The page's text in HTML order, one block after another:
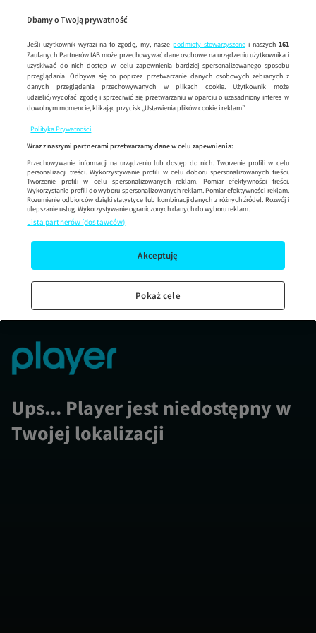
Wypróbuj aplikację mobilną
Korzystaj z łatwiejszej nawigacji i ciesz się szybszym
Ups... Player jest niedostępny w
Twojej lokalizacji
Dbamy o Twoją prywatność
Jeśli użytkownik wyrazi na to zgodę, my, nasze podmioty stowarzyszonei naszych 161
Zaufanych Partnerów IAB może przechowywać dane osobowe na urządzeniu użytkownika i
uzyskiwać do nich dostęp w celu zapewnienia bardziej spersonalizowanego sposobu
przeglądania. Odbywa się to poprzez przetwarzanie danych osobowych zebranych z
danych przeglądania przechowywanych w plikach cookie. Użytkownik może
udzielić/wycofać zgodę i sprzeciwić się przetwarzaniu w oparciu o uzasadniony interes w
dowolnym momencie, klikając przycisk „Ustawienia plików cookie i reklam”.
Polityka Prywatności
Wraz z naszymi partnerami przetwarzamy dane w celu zapewnienia:
Przechowywanie informacji na urządzeniu lub dostęp do nich. Tworzenie profili w celu
personalizacji treści. Wykorzystywanie profili w celu doboru spersonalizowanych treści.
Tworzenie profili w celu spersonalizowanych reklam. Pomiar efektywności treści.
Wykorzystanie profili do wyboru spersonalizowanych reklam. Pomiar efektywności reklam.
Rozumienie odbiorców dzięki statystyce lub kombinacji danych z różnych źródeł. Rozwój i
ulepszanie usług. Wykorzystywanie ograniczonych danych do wyboru reklam.
Lista partnerów (dostawców)
Akceptuję
Pokaż cele